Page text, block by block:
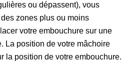
ou dépassent), vous
zones plus ou moins
votre embouchure sur une
La position de votre mâchoire
la position de votre embouchure.